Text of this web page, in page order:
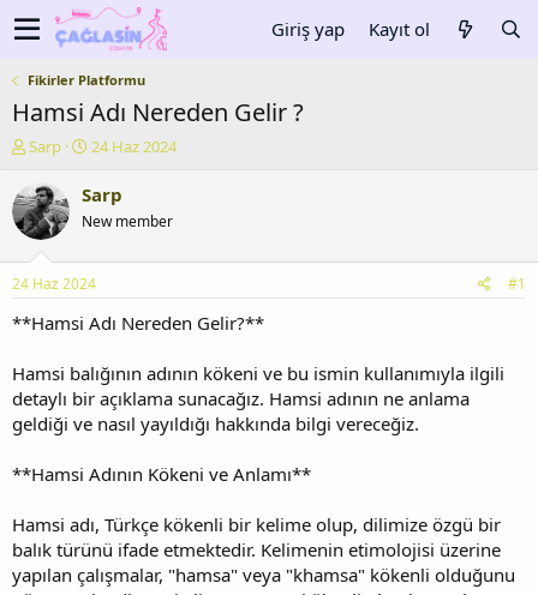
Giriş yap Kayıt ol
Fikirler Platformu
Hamsi Adı Nereden Gelir ?
K
n
u
y
b
a
ş
t
a
n
Sarp
B
ş
a
g
ı
ç
r
i
h
24 Haz 2024
Sarp
New member
24 Haz 2024 #1
**Hamsi Adı Nereden Gelir?**
Hamsi balığının adının kökeni ve bu ismin kullanımıyla ilgili
detaylı bir açıklama sunacağız. Hamsi adının ne anlama
geldiği ve nasıl yayıldığı hakkında bilgi vereceğiz.
**Hamsi Adının Kökeni ve Anlamı**
Hamsi adı, Türkçe kökenli bir kelime olup, dilimize özgü bir
balık türünü ifade etmektedir. Kelimenin etimolojisi üzerine
yapılan çalışmalar, "hamsa" veya "khamsa" kökenli olduğunu